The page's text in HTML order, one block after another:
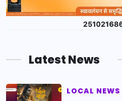
Latest News
LOCAL NEWS